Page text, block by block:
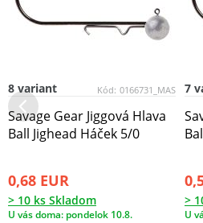
Kód: 0166731_MAS
8 variant
Savage Gear Jiggová Hlava
Ball Jighead Háček 5/0
0,68 EUR
> 10 ks Skladom
U vás doma: pondelok 10.8.
7
>
U